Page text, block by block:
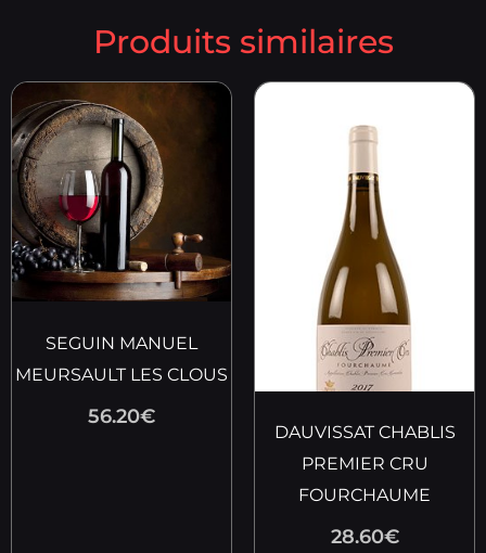
Produits similaires
SEGUIN MANUEL
MEURSAULT LES CLOUS
56.20€
DAUVISSAT CHABLIS
PREMIER CRU
FOURCHAUME
28.60€